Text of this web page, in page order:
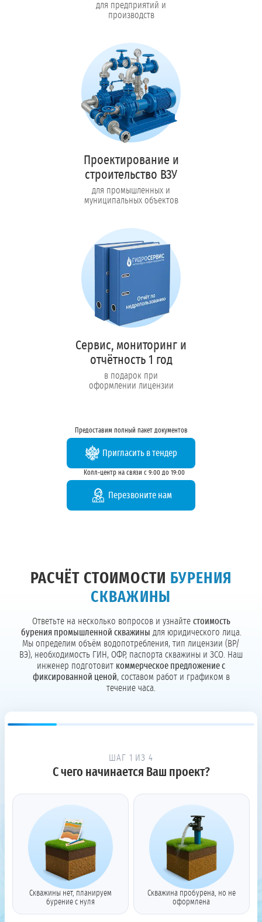
для предприятий и
производств
Проектирование и
строительство ВЗУ
для промышленных и
муниципальных объектов
Сервис, мониторинг и
отчётность 1 год
в подарок при
оформлении лицензии
Предоставим полный пакет документов
Пригласить в тендер
Колл-центр на связи с 9:00 до 19:00
Перезвоните нам
РАСЧЁТ СТОИМОСТИ
БУРЕНИЯ
СКВАЖИНЫ
Ответьте на несколько вопросов и узнайте стоимость
бурения промышленной скважины для юридического лица.
Мы определим объём водопотребления, тип лицензии (ВР/
ВЭ), необходимость ГИН, ОФР, паспорта скважины и ЗСО. Наш
инженер подготовит коммерческое предложение с
фиксированной ценой, составом работ и графиком в
течение часа.
ШАГ 1 ИЗ 4
С чего начинается Ваш проект?
Скважины нет, планируем
бурение с нуля
Скважина пробурена, но не
оформлена